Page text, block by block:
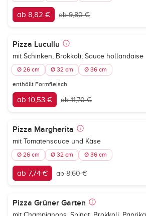
ab 8,82 € ab 9,80 €
Pizza Lucullu
mit Schinken, Brokkoli, Sauce hollandaise
Ø 26 cm Ø 32 cm Ø 36 cm
enthällt Formfleisch
ab 10,53 € ab 11,70 €
Pizza Margherita
mit Tomatensauce und Käse
Ø 26 cm Ø 32 cm Ø 36 cm
ab 7,74 € ab 8,60 €
Pizza Grüner Garten